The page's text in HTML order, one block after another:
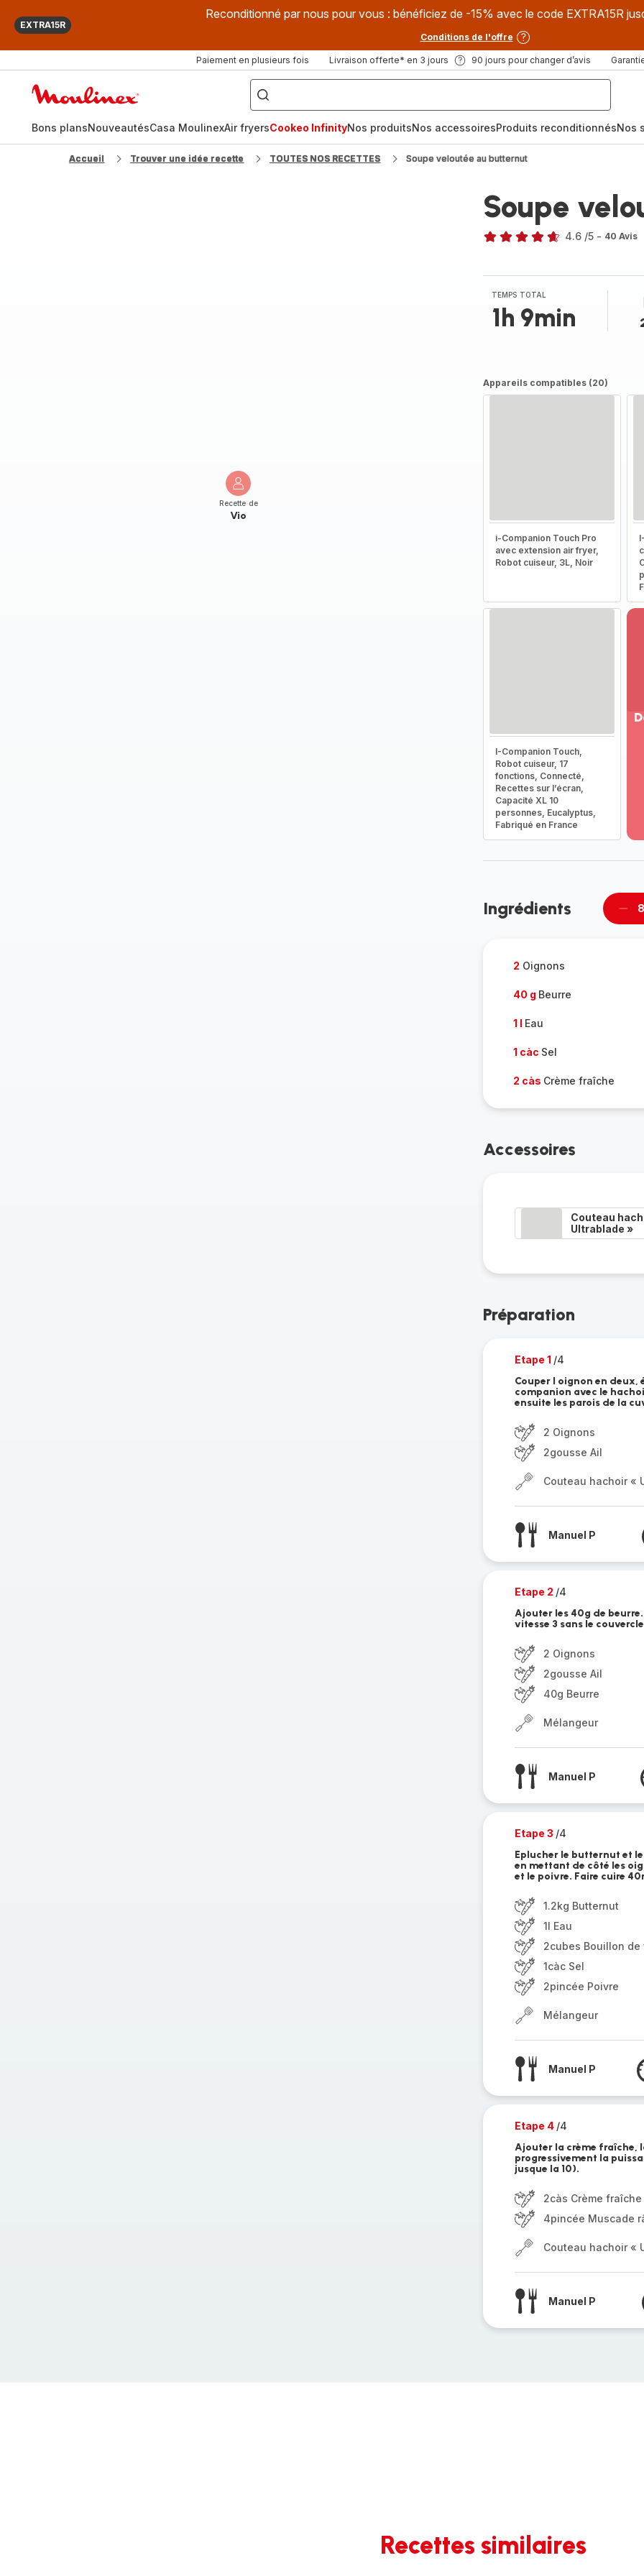
EXTRA15R
Reconditionné par nous pour vous : bénéficiez de -15% avec le code EXTRA15R
Conditions de l'offre
Paiement en plusieurs fois Livraison offerte* en 3 jours 90 jours pour changer d’avis
["Que
recherchez-
vous
?",
fryer",
"Companion"]
Bons plansNouveautésCasa MoulinexAir fryersCookeo InfinityNos produitsNos accessoiresProduits reconditionnésNos
Accueil Trouver une idée recette TOUTES NOS RECETTES Soupe veloutée au butternut
Recette de
Vio
Soupe
4.6 /5 - 40 Avis
TEMPS TOTAL
1h 9min
Appareils compatibles (20)
i-Companion Touch Pro
avec extension air fryer,
Robot cuiseur, 3L, Noir
I-Companion Touch,
Robot cuiseur, 17
fonctions, Connecté,
Recettes sur l’écran,
Capacité XL 10
personnes, Eucalyptus,
Fabriqué en France
Ingrédients
2 Oignons
40 g Beurre
1 l Eau
1 càc Sel
2 càs Crème fraîche
Accessoires
Couteau
Ultrablade »
Préparation
Etape 1 /4
Couper l oignon en deux,
companion avec le
ensuite les parois de la
2 Oignons
2gousse Ail
Couteau hachoir «
Manuel P
Etape 2 /4
Ajouter les 40g de
vitesse 3 sans le
2 Oignons
2gousse Ail
40g Beurre
Mélangeur
Manuel P
Etape 3 /4
Eplucher le butternut et
en mettant de côté les
et le poivre. Faire cuire
1.2kg Butternut
1l Eau
2cubes Bouillon de
1càc Sel
2pincée Poivre
Mélangeur
Manuel P
Etape 4 /4
Ajouter la crème fraîche,
progressivement la
jusque la 10).
2càs Crème fraîche
4pincée Muscade
Couteau hachoir «
Manuel P
Recettes similaires